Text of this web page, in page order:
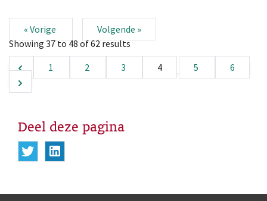
Ga naar pagina..
« Vorige
Volgende »
Showing37to48 of62results
1
2 3 4 5 6
Deel deze pagina
Deel deze pagina op Twitter
Deel deze pagina op Linkedin